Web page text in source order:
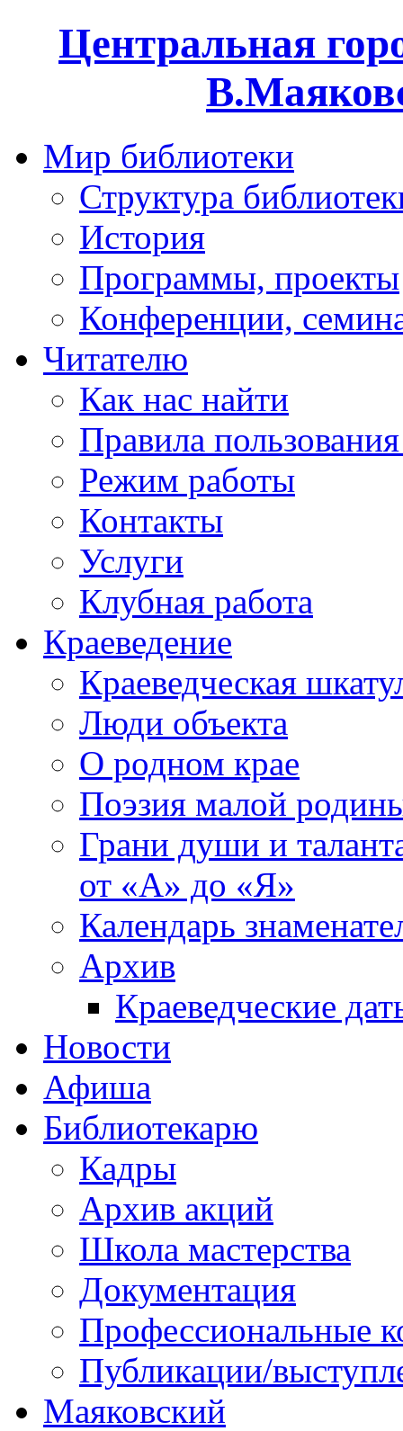
Центральная
Мир библиотеки
Структура
История
Программы, проекты
Конференции,
Читателю
Как нас найти
Правила
Режим работы
Контакты
Услуги
Клубная работа
Краеведение
Краеведческая
Люди объекта
О родном крае
Поэзия малой
Грани души и
от «А» до «Я»
Календарь
Архив
Краеведческие
Новости
Афиша
Библиотекарю
Кадры
Архив акций
Школа мастерства
Документация
Профессиональные
Публикации/
Маяковский